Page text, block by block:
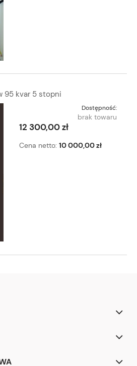
95 kvar 5 stopni
Dostępność:
brak towaru
12 300,00 zł
Cena netto: 10 000,00 zł